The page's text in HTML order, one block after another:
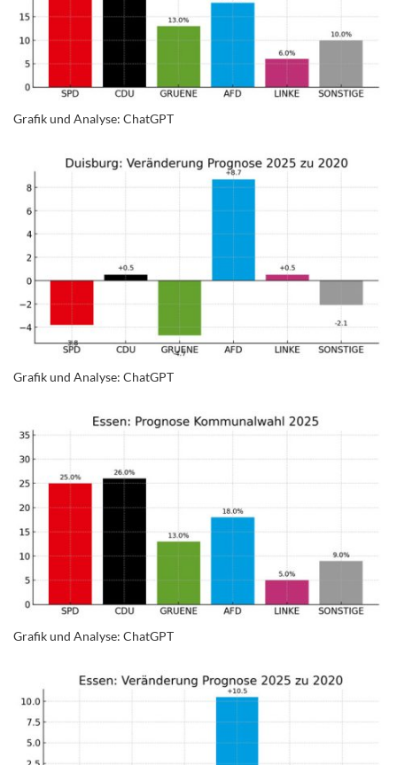
Grafik und Analyse: ChatGPT
Grafik und Analyse: ChatGPT
Grafik und Analyse: ChatGPT